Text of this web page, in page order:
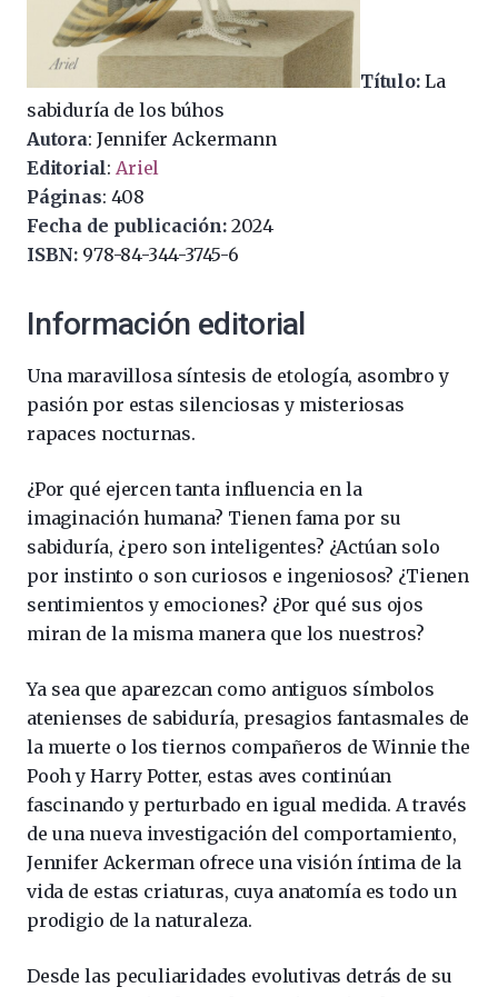
Título:La
sabiduría de los búhos
Autora: Jennifer Ackermann
Editorial: Ariel
Páginas: 408
Fecha de publicación:2024
ISBN: 978-84-344-3745-6
Información editorial
Una maravillosa síntesis de etología, asombro y
pasión por estas silenciosas y misteriosas
rapaces nocturnas.
¿Por qué ejercen tanta influencia en la
imaginación humana? Tienen fama por su
sabiduría, ¿pero son inteligentes? ¿Actúan solo
por instinto o son curiosos e ingeniosos? ¿Tienen
sentimientos y emociones? ¿Por qué sus ojos
miran de la misma manera que los nuestros?
Ya sea que aparezcan como antiguos símbolos
atenienses de sabiduría, presagios fantasmales de
la muerte o los tiernos compañeros de Winnie the
Pooh y Harry Potter, estas aves continúan
fascinando y perturbado en igual medida. A través
de una nueva investigación del comportamiento,
Jennifer Ackerman ofrece una visión íntima de la
vida de estas criaturas, cuya anatomía es todo un
prodigio de la naturaleza.
Desde las peculiaridades evolutivas detrás de su